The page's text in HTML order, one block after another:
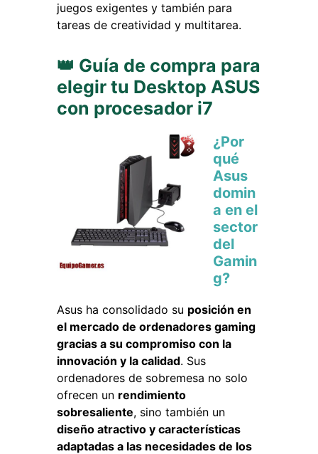
juegos exigentes y también para
tareas de creatividad y multitarea.
👑 Guía de compra para
elegir tu Desktop ASUS
con procesador i7
¿Por
qué
Asus
domin
a en el
sector
del
Gamin
g?
Asus ha consolidado su posición en
el mercado de ordenadores gaming
gracias a su compromiso con la
innovación y la calidad. Sus
ordenadores de sobremesa no solo
ofrecen un rendimiento
sobresaliente, sino también un
diseño atractivo y características
adaptadas a las necesidades de los